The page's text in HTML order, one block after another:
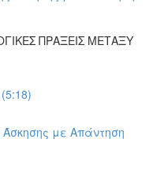
ΠΡΑΞΕΙΣ ΜΕΤΑΞΥ
Άσκησης με Απάντηση